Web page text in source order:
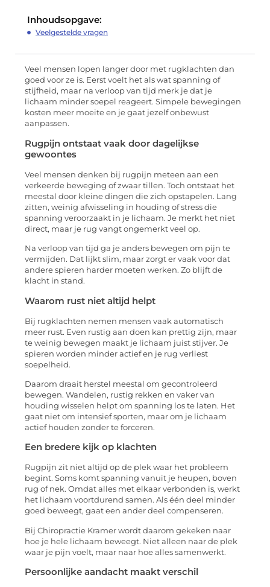
Inhoudsopgave:
Veelgestelde vragen
Veel mensen lopen langer door met rugklachten dan
goed voor ze is. Eerst voelt het als wat spanning of
stijfheid, maar na verloop van tijd merk je dat je
lichaam minder soepel reageert. Simpele bewegingen
kosten meer moeite en je gaat jezelf onbewust
aanpassen.
Rugpijn ontstaat vaak door dagelijkse
gewoontes
Veel mensen denken bij rugpijn meteen aan een
verkeerde beweging of zwaar tillen. Toch ontstaat het
meestal door kleine dingen die zich opstapelen. Lang
zitten, weinig afwisseling in houding of stress die
spanning veroorzaakt in je lichaam. Je merkt het niet
direct, maar je rug vangt ongemerkt veel op.
Na verloop van tijd ga je anders bewegen om pijn te
vermijden. Dat lijkt slim, maar zorgt er vaak voor dat
andere spieren harder moeten werken. Zo blijft de
klacht in stand.
Waarom rust niet altijd helpt
Bij rugklachten nemen mensen vaak automatisch
meer rust. Even rustig aan doen kan prettig zijn, maar
te weinig bewegen maakt je lichaam juist stijver. Je
spieren worden minder actief en je rug verliest
soepelheid.
Daarom draait herstel meestal om gecontroleerd
bewegen. Wandelen, rustig rekken en vaker van
houding wisselen helpt om spanning los te laten. Het
gaat niet om intensief sporten, maar om je lichaam
actief houden zonder te forceren.
Een bredere kijk op klachten
Rugpijn zit niet altijd op de plek waar het probleem
begint. Soms komt spanning vanuit je heupen, boven
rug of nek. Omdat alles met elkaar verbonden is, werkt
het lichaam voortdurend samen. Als één deel minder
goed beweegt, gaat een ander deel compenseren.
Bij Chiropractie Kramer wordt daarom gekeken naar
hoe je hele lichaam beweegt. Niet alleen naar de plek
waar je pijn voelt, maar naar hoe alles samenwerkt.
Persoonlijke aandacht maakt verschil